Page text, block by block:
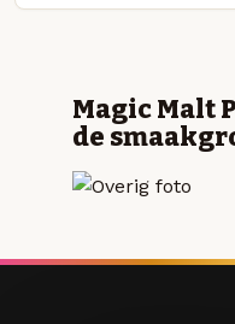
Magic Malt
de